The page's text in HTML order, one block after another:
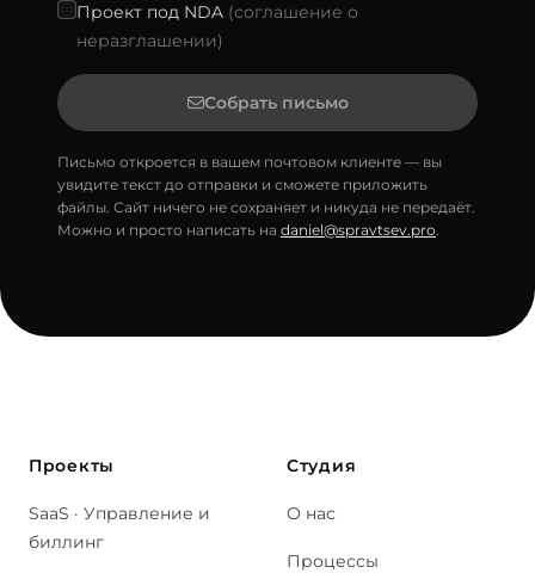
Проект под NDA (соглашение о
неразглашении)
Собрать письмо
Письмо откроется в вашем почтовом клиенте — вы
увидите текст до отправки и сможете приложить
файлы. Сайт ничего не сохраняет и никуда не передаёт.
Можно и просто написать на daniel@spravtsev.pro.
Проекты
SaaS · Управление и
биллинг
Студия
О нас
Процессы